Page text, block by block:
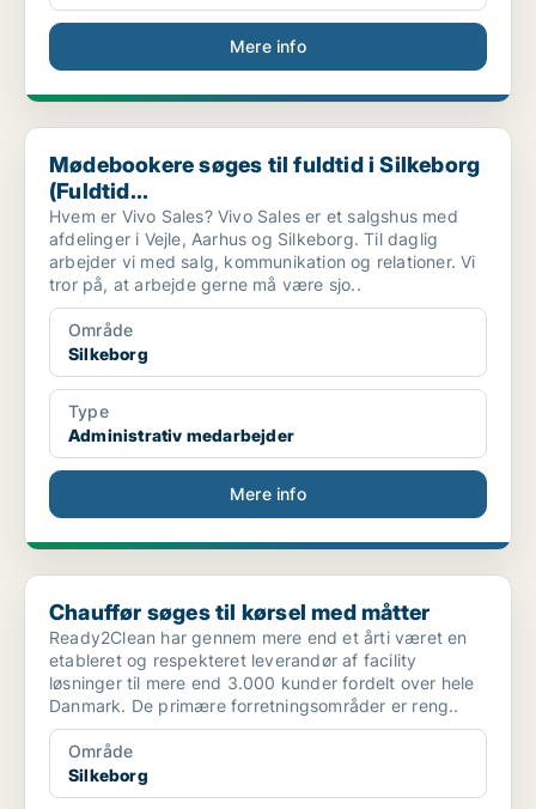
Mere info
Mødebookere søges til fuldtid i Silkeborg (Fuldtid...
Mødebookere søges til fuldtid i Silkeborg
(Fuldtid...
Hvem er Vivo Sales? Vivo Sales er et salgshus med
afdelinger i Vejle, Aarhus og Silkeborg. Til daglig
arbejder vi med salg, kommunikation og relationer. Vi
tror på, at arbejde gerne må være sjo..
Område
Silkeborg
Type
Administrativ medarbejder
Mere info
Chauffør søges til kørsel med måtter
Chauffør søges til kørsel med måtter
Ready2Clean har gennem mere end et årti været en
etableret og respekteret leverandør af facility
løsninger til mere end 3.000 kunder fordelt over hele
Danmark. De primære forretningsområder er reng..
Område
Silkeborg